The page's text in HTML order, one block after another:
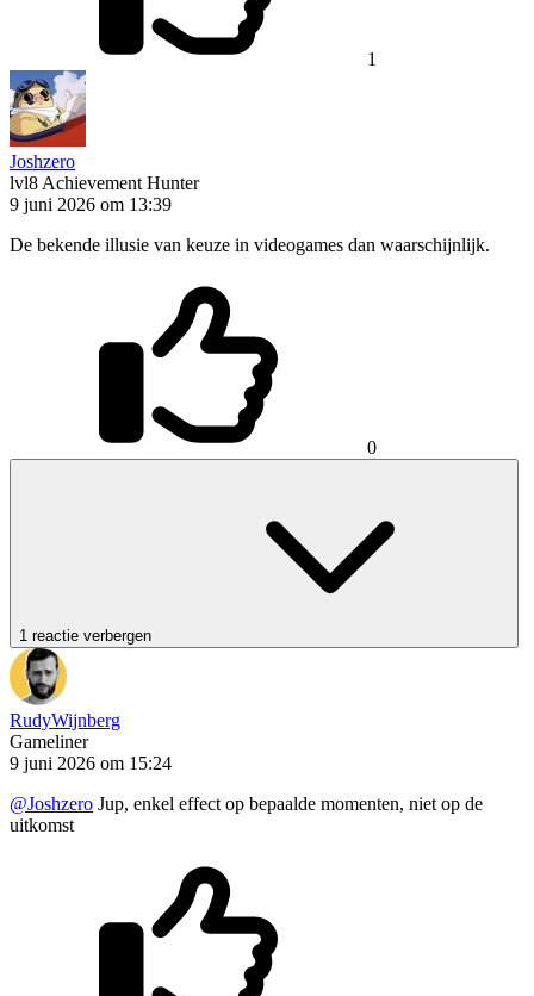
1
Joshzero
lvl8 Achievement Hunter
9 juni 2026 om 13:39
De bekende illusie van keuze in videogames dan waarschijnlijk.
0
1 reactie verbergen
RudyWijnberg
Gameliner
9 juni 2026 om 15:24
@Joshzero Jup, enkel effect op bepaalde momenten, niet op de
uitkomst